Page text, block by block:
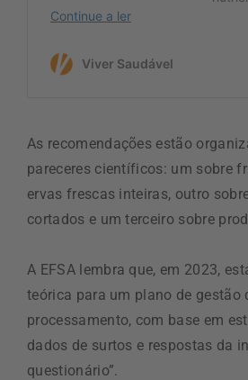
As recomendações estão
pareceres científicos: um sobre
ervas frescas inteiras, outro
cortados e um terceiro sobre
A EFSA lembra que, em 2023,
teórica para um plano de gestão
processamento, com base em
dados de surtos e respostas da
questionário”.